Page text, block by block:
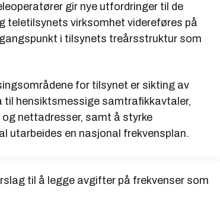
gir nye utfordringer til de
teletilsynets virksomhet videreføres på
i tilsynets treårsstruktur som
for tilsynet er sikting av
til hensiktsmessige samtrafikkavtaler,
nettadresser, samt å styrke
utarbeides en nasjonal frekvensplan.
til å legge avgifter på frekvenser som